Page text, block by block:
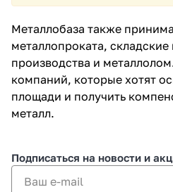
Металлобаза также
металлопроката,
производства и
компаний, которые хотят
площади и получить
металл.
Подписаться на новости и